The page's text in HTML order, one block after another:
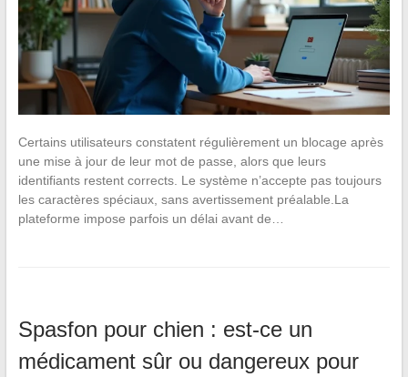
Certains utilisateurs constatent régulièrement un blocage après
une mise à jour de leur mot de passe, alors que leurs
identifiants restent corrects. Le système n’accepte pas toujours
les caractères spéciaux, sans avertissement préalable.La
plateforme impose parfois un délai avant de…
Spasfon pour chien : est-ce un
médicament sûr ou dangereux pour